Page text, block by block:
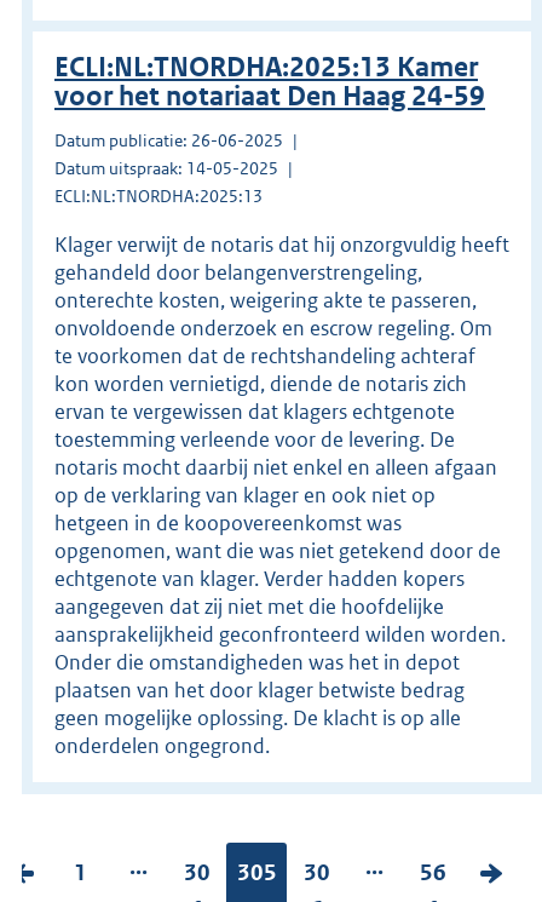
ECLI:NL:TNORDHA:2025:13 Kamer
voor het notariaat Den Haag 24-59
Datum publicatie: 26-06-2025
Datum uitspraak: 14-05-2025
ECLI:NL:TNORDHA:2025:13
Klager verwijt de notaris dat hij onzorgvuldig heeft
gehandeld door belangenverstrengeling,
onterechte kosten, weigering akte te passeren,
onvoldoende onderzoek en escrow regeling. Om
te voorkomen dat de rechtshandeling achteraf
kon worden vernietigd, diende de notaris zich
ervan te vergewissen dat klagers echtgenote
toestemming verleende voor de levering. De
notaris mocht daarbij niet enkel en alleen afgaan
op de verklaring van klager en ook niet op
hetgeen in de koopovereenkomst was
opgenomen, want die was niet getekend door de
echtgenote van klager. Verder hadden kopers
aangegeven dat zij niet met die hoofdelijke
aansprakelijkheid geconfronteerd wilden worden.
Onder die omstandigheden was het in depot
plaatsen van het door klager betwiste bedrag
geen mogelijke oplossing. De klacht is op alle
onderdelen ongegrond.
V
P
1 ...
P
30
Pagina:
305
P
30
...
P
56
V